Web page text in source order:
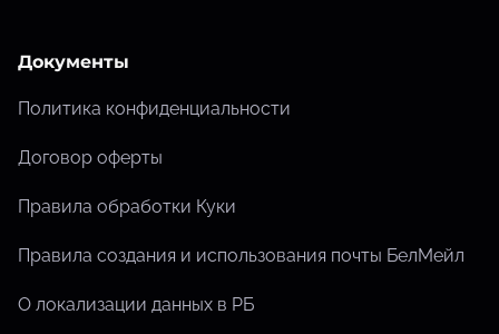
Документы
Политика конфиденциальности
Договор оферты
Правила обработки Куки
Правила создания и использования почты БелМейл
О локализации данных в РБ